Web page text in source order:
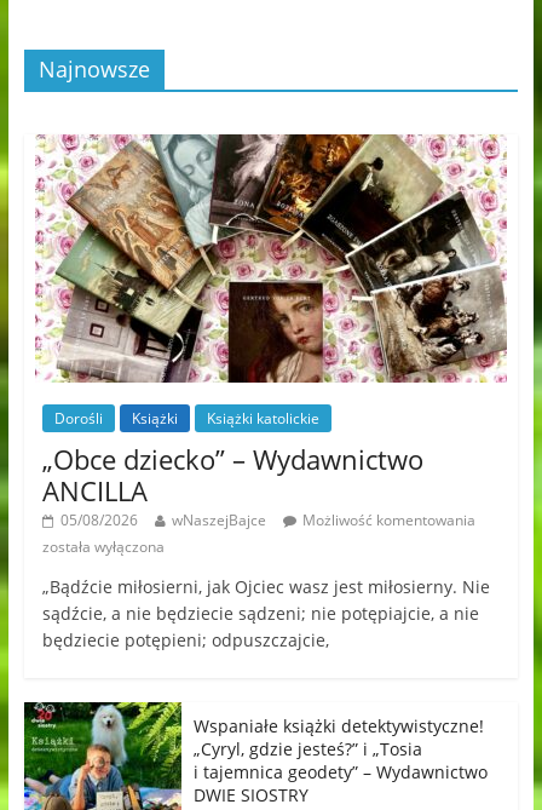
Najnowsze
Dorośli Książki Książki katolickie
„Obce dziecko” – Wydawnictwo
ANCILLA
05/08/2026 wNaszejBajce
Możliwość komentowania
została wyłączona
„Bądźcie miłosierni, jak Ojciec wasz jest miłosierny. Nie
sądźcie, a nie będziecie sądzeni; nie potępiajcie, a nie
będziecie potępieni; odpuszczajcie,
Wspaniałe książki detektywistyczne!
„Cyryl, gdzie jesteś?” i „Tosia
i tajemnica geodety” – Wydawnictwo
DWIE SIOSTRY